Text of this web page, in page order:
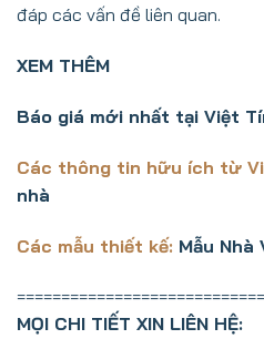
đáp các vấn đề liên quan.
XEM THÊM
Báo giá mới nhất tại Việt
Các thông tin hữu ích từ
nhà
Các mẫu thiết kế: Mẫu Nhà
MỌI CHI TIẾT XIN LIÊN HỆ: